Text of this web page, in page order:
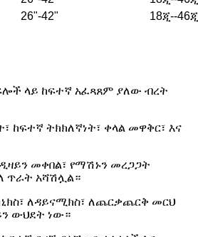
26"-42" 18ጂ--46ጂ
ላይ ከፍተኛ አፈጻጸም ያለው ብረት
ከፍተኛ ትክክለኛነት፣ ቀላል መዋቅር፣ እና
መቀበል፣ የማሽኑን መረጋጋት
ጥራት አሻሽሏል።
ለዳይናሚክስ፣ ለጨርቃጨርቅ መርህ
ውህደት ነው።